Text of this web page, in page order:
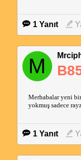
1 Yanıt
M
Merhabalar yeni
yokmuş sadece
1 Yanıt